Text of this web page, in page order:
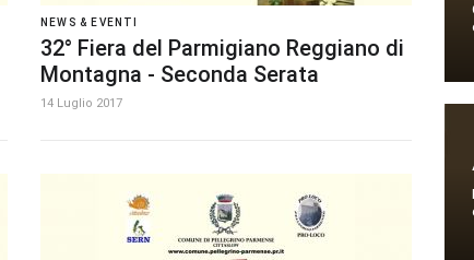
NEWS & EVENTI
32° Fiera del Parmigiano Reggiano di
Montagna - Seconda Serata
14 Luglio 2017